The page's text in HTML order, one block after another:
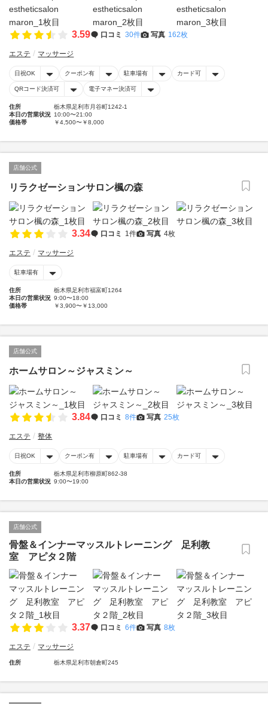
3.59 口コミ 30件 写真 162枚
エステ マッサージ
日祝OK クーポン有 駐車場有 カード可
QRコード決済可 電子マネー決済可
住所
栃木県足利市月谷町1242-1
本日の営業状況 10:00〜21:00
価格帯
￥4,500〜￥8,000
店舗公式
リラクゼーションサロン楓の森
3.34 口コミ 1件 写真 4枚
エステ マッサージ
駐車場有
住所
栃木県足利市福富町1264
本日の営業状況 9:00〜18:00
価格帯
￥3,900〜￥13,000
店舗公式
ホームサロン～ジャスミン～
3.84 口コミ 8件 写真 25枚
エステ 整体
日祝OK クーポン有 駐車場有 カード可
住所
栃木県足利市柳原町862-38
本日の営業状況 9:00〜19:00
店舗公式
骨盤＆インナーマッスルトレーニング 足利教
室 アピタ２階
3.37 口コミ 6件 写真 8枚
エステ マッサージ
住所 栃木県足利市朝倉町245